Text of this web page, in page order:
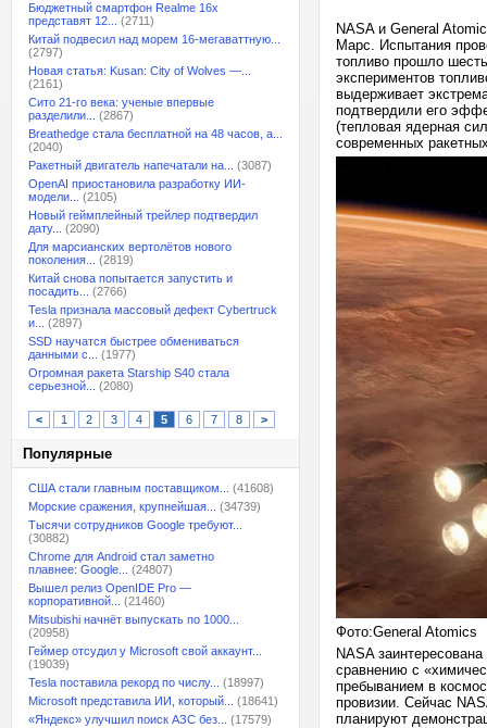
Бюджетный смартфон Realme 16x
представят 12...
(2711)
Китай подвесил над морем 16-мегаваттную...
(2797)
Новая статья: Kusan: City of Wolves —...
(2161)
Сито 21-го века: ученые впервые
разделили...
(2867)
Breathedge стала бесплатной на 48 часов, а...
(2040)
Ракетный двигатель напечатали на...
(3087)
OpenAI приостановила разработку ИИ-
модели...
(2105)
Новый геймплейный трейлер подтвердил
дату...
(2090)
Для марсианских вертолётов нового
поколения...
(2819)
Китай снова попытается запустить и
посадить...
(2766)
Tesla признала массовый дефект Cybertruck
и...
(2897)
SSD научатся быстрее обмениваться
данными с...
(1977)
Огромная ракета Starship S40 стала
серьезной...
(2080)
< 1 2 3 4 5 6 7 8 >
Популярные
США стали главным поставщиком...
(41608)
Морские сражения, крупнейшая...
(34739)
Тысячи сотрудников Google требуют...
(30882)
Chrome для Android стал заметно
плавнее: Google...
(24807)
Вышел релиз OpenIDE Pro —
корпоративной...
(21460)
Mitsubishi начнёт выпускать по 1000...
(20958)
Геймер отсудил у Microsoft свой аккаунт...
(19039)
Tesla поставила рекорд по числу...
(18997)
Microsoft представила ИИ, который...
(18641)
«Яндекс» улучшил поиск АЗС без...
(17579)
NASA и General
Марс. Испытания
топливо прошло
экспериментов
выдерживает
подтвердили его
(тепловая ядерная
современных
Фото:General Atomics
NASA
сравнению с
пребыванием в
провизии. Сейчас
планируют